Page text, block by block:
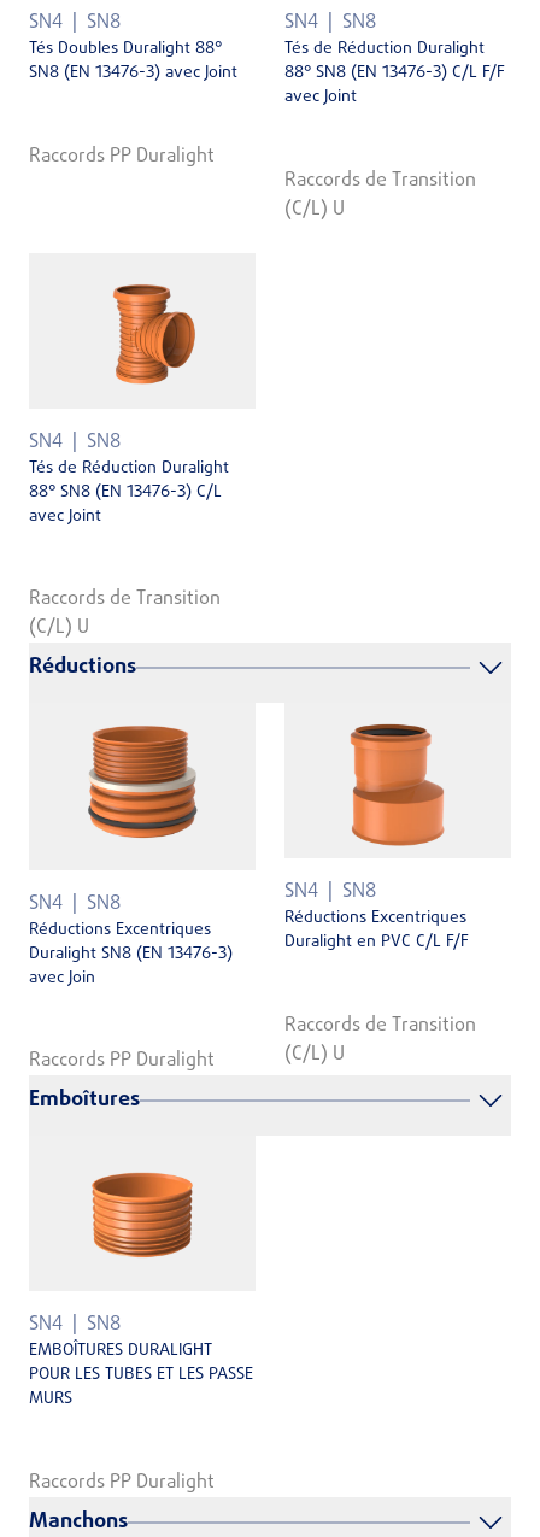
SN4 SN8
Tés Doubles Duralight 88°
SN8 (EN 13476-3) avec Joint
Raccords PP Duralight
SN4 SN8
Tés de Réduction Duralight
88° SN8 (EN 13476-3) C/L F/F
avec Joint
Raccords de Transition
(C/L) U
SN4 SN8
Tés de Réduction Duralight
88° SN8 (EN 13476-3) C/L
avec Joint
Raccords de Transition
(C/L) U
Réductions
SN4 SN8
Réductions Excentriques
Duralight SN8 (EN 13476-3)
avec Join
Raccords PP Duralight
SN4 SN8
Réductions Excentriques
Duralight en PVC C/L F/F
Raccords de Transition
(C/L) U
Emboîtures
SN4 SN8
EMBOÎTURES DURALIGHT
POUR LES TUBES ET LES PASSE
MURS
Raccords PP Duralight
Manchons